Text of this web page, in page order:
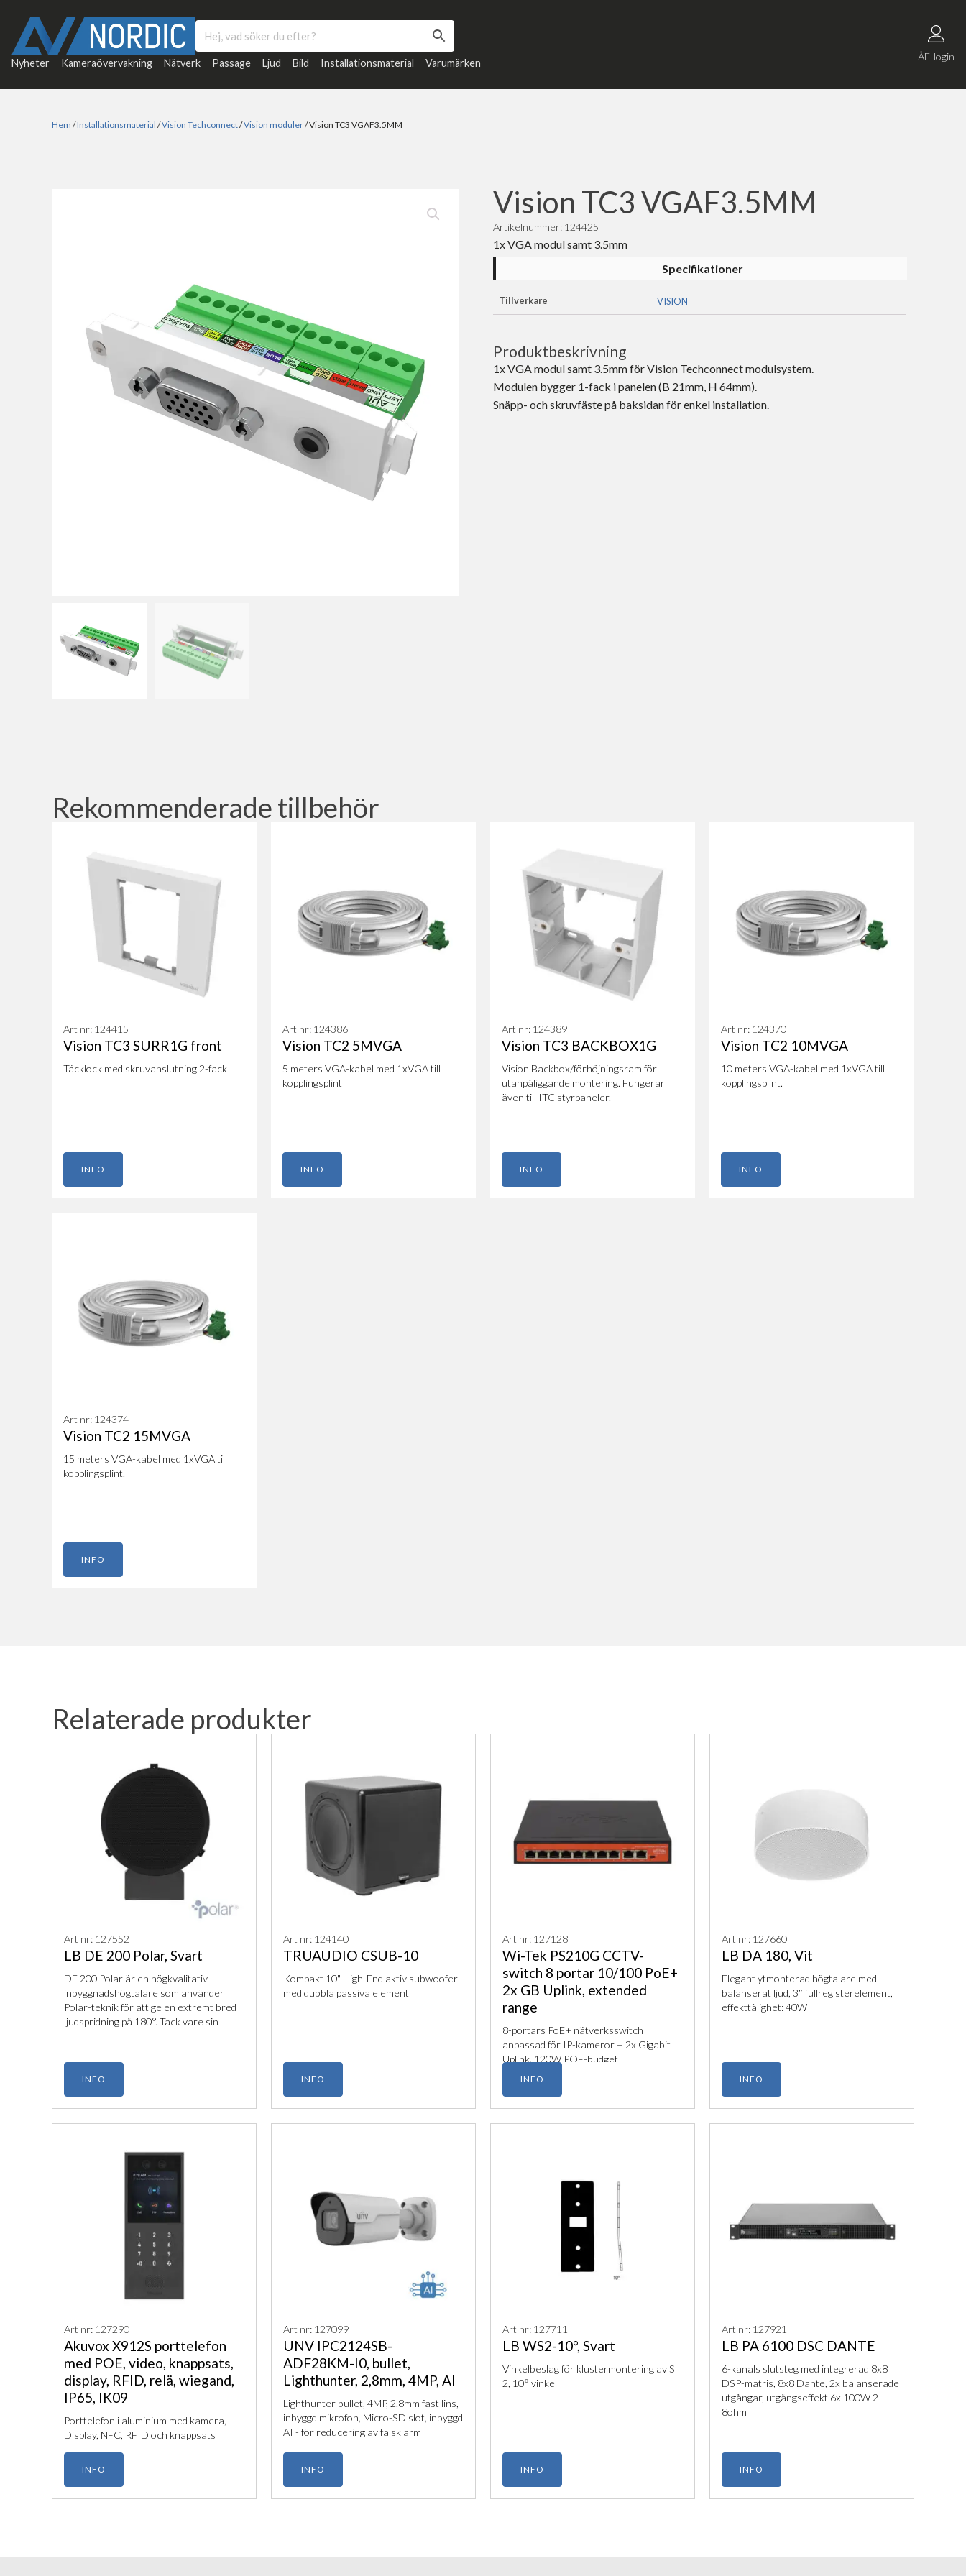
Nyheter Kameraövervakning Nätverk Passage Ljud Bild Installationsmaterial Varumärken
ÅF-login
Hem /Installationsmaterial /Vision Techconnect/Vision moduler/ Vision TC3 VGAF3.5MM
Vision TC3 VGAF3.5MM
Artikelnummer: 124425
1x VGA modul samt 3.5mm
Specifikationer
Tillverkare VISION
Produktbeskrivning
1x VGA modul samt 3.5mm för Vision Techconnect modulsystem.
Modulen bygger 1-fack i panelen (B 21mm, H 64mm).
Snäpp- och skruvfäste på baksidan för enkel installation.
Rekommenderade tillbehör
Art nr: 124415
Vision TC3 SURR1G front
Täcklock med skruvanslutning 2-fack
INFO
Art nr: 124386
Vision TC2 5MVGA
5 meters VGA-kabel med 1xVGA till
kopplingsplint
INFO
Art nr: 124389
Vision TC3 BACKBOX1G
Vision Backbox/förhöjningsram för
utanpåliggande montering. Fungerar
även till ITC styrpaneler.
INFO
Art nr: 124370
Vision TC2 10MVGA
10 meters VGA-kabel med 1xVGA till
kopplingsplint.
INFO
Art nr: 124374
Vision TC2 15MVGA
15 meters VGA-kabel med 1xVGA till
kopplingsplint.
INFO
Relaterade produkter
Art nr: 127552
LB DE 200 Polar, Svart
DE 200 Polar är en högkvalitativ
inbyggnadshögtalare som använder
Polar-teknik för att ge en extremt bred
ljudspridning på 180°. Tack vare sin
både offentliga miljöer och lyxiga
hemma-installationer.
INFO
Art nr: 124140
TRUAUDIO CSUB-10
Kompakt 10" High-End aktiv subwoofer
med dubbla passiva element
INFO
Art nr: 127128
Wi-Tek PS210G CCTV-
switch 8 portar 10/100 PoE+
2x GB Uplink, extended
range
8-portars PoE+ nätverksswitch
anpassad för IP-kameror + 2x Gigabit
Uplink. 120W POE-budget
INFO
Art nr: 127660
LB DA 180, Vit
Elegant ytmonterad högtalare med
balanserat ljud, 3″ fullregisterelement,
effekttålighet: 40W
INFO
Art nr: 127290
Akuvox X912S porttelefon
med POE, video, knappsats,
display, RFID, relä, wiegand,
IP65, IK09
Porttelefon i aluminium med kamera,
Display, NFC, RFID och knappsats
INFO
Art nr: 127099
UNV IPC2124SB-
ADF28KM-I0, bullet,
Lighthunter, 2,8mm, 4MP, AI
Lighthunter bullet, 4MP, 2.8mm fast lins,
inbyggd mikrofon, Micro-SD slot, inbyggd
AI - för reducering av falsklarm
INFO
Art nr: 127711
LB WS2-10°, Svart
Vinkelbeslag för klustermontering av S
2, 10° vinkel
INFO
Art nr: 127921
LB PA 6100 DSC DANTE
6-kanals slutsteg med integrerad 8x8
DSP-matris, 8x8 Dante, 2x balanserade
utgångar, utgångseffekt 6x 100W 2-
8ohm
INFO